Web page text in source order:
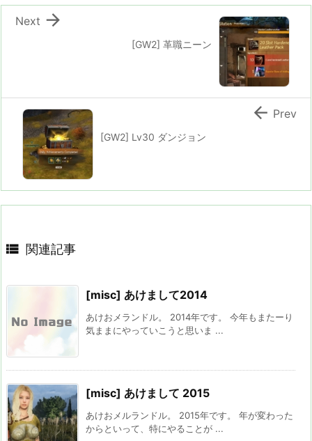
[GW2] 革職ニーン

Next
[GW2] Lv30 ダンジョン
 Prev
 関連記事
[misc] あけまして2014
あけおメランドル。 2014年です。 今年もまたーり
気ままにやっていこうと思いま ...
[misc] あけまして 2015
あけおメルランドル。 2015年です。 年が変わった
からといって、特にやることが ...